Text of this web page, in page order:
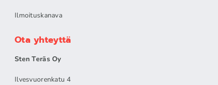
Ilmoituskanava
Ota yhteyttä
Sten Teräs Oy
Ilvesvuorenkatu 4